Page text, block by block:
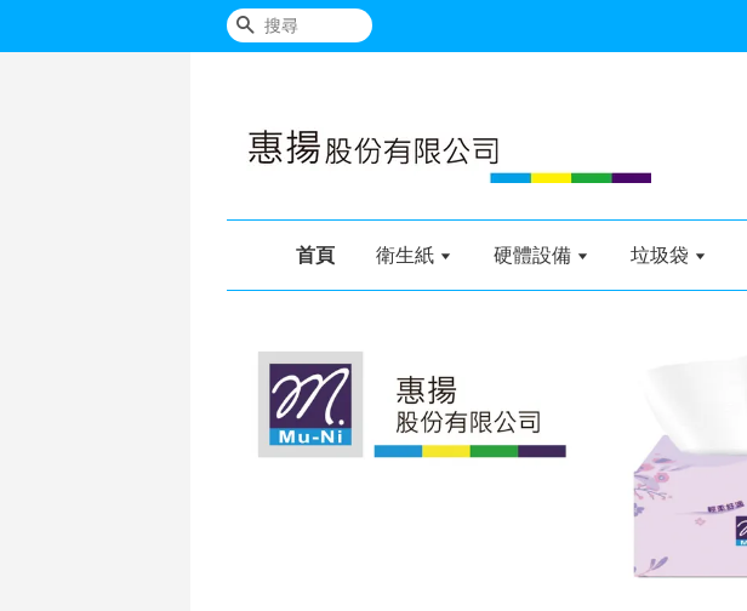
搜尋
首頁 衛生紙 硬體設備 垃圾袋